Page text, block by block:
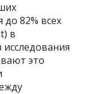
82% всех
в
это